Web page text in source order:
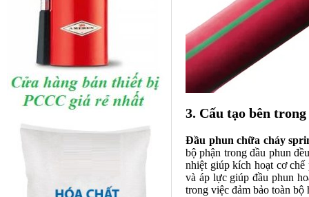
3. Cấu tạo bên
Đầu phun chữa cháy
bộ phận trong đầu phun
nhiệt giúp kích hoạt cơ
và áp lực giúp đầu phun
trong việc đảm bảo toàn bộ